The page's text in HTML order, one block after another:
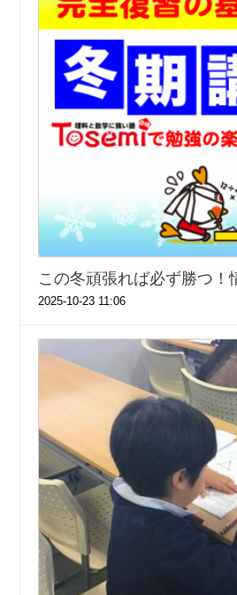
この冬頑張れば必ず勝つ！
2025-10-23 11:06